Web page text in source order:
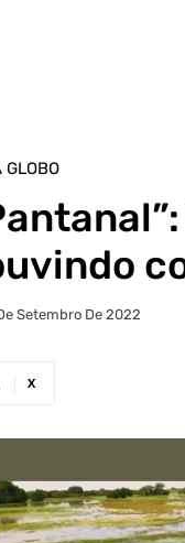
GLOBO
Setembro De 2022
X